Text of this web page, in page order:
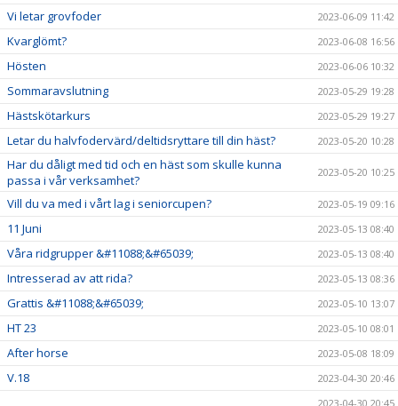
Vi letar grovfoder 2023-06-09 11:42
Kvarglömt? 2023-06-08 16:56
Hösten 2023-06-06 10:32
Sommaravslutning 2023-05-29 19:28
Hästskötarkurs 2023-05-29 19:27
Letar du halvfodervärd/deltidsryttare till din häst? 2023-05-20 10:28
Har du dåligt med tid och en häst som skulle kunna
passa i vår verksamhet?
2023-05-20 10:25
Vill du va med i vårt lag i seniorcupen? 2023-05-19 09:16
11 Juni 2023-05-13 08:40
Våra ridgrupper &#11088;&#65039; 2023-05-13 08:40
Intresserad av att rida? 2023-05-13 08:36
Grattis &#11088;&#65039; 2023-05-10 13:07
HT 23 2023-05-10 08:01
After horse 2023-05-08 18:09
V.18
2023-04-30 20:46
2023-04-30 20:45